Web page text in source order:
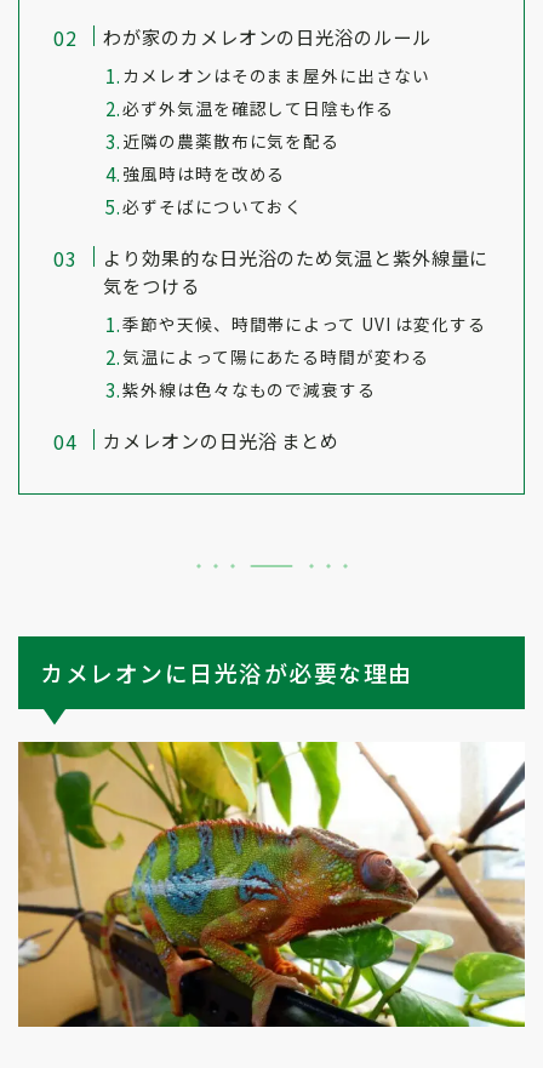
わが家のカメレオンの日光浴のルール
カメレオンはそのまま屋外に出さない
必ず外気温を確認して日陰も作る
近隣の農薬散布に気を配る
強風時は時を改める
必ずそばについておく
より効果的な日光浴のため気温と紫外線量に
気をつける
季節や天候、時間帯によって UVI は変化する
気温によって陽にあたる時間が変わる
紫外線は色々なもので減衰する
カメレオンの日光浴 まとめ
カメレオンに日光浴が必要な理由